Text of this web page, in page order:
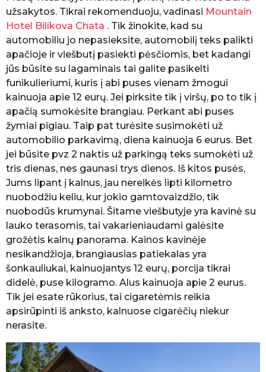
užsakytos. Tikrai rekomenduoju, vadinasi Mountain
Hotel Bilíkova Chata . Tik žinokite, kad su
automobiliu jo nepasieksite, automobilį teks palikti
apačioje ir viešbutį pasiekti pėsčiomis, bet kadangi
jūs būsite su lagaminais tai galite pasikelti
funikulieriumi, kuris į abi puses vienam žmogui
kainuoja apie 12 eurų. Jei pirksite tik į viršų, po to tik į
apačią sumokėsite brangiau. Perkant abi puses
žymiai pigiau. Taip pat turėsite susimokėti už
automobilio parkavimą, diena kainuoja 6 eurus. Bet
jei būsite pvz 2 naktis už parkingą teks sumokėti už
tris dienas, nes gaunasi trys dienos. Iš kitos pusės,
Jums lipant į kalnus, jau nereikės lipti kilometro
nuobodžiu keliu, kur jokio gamtovaizdžio, tik
nuobodūs krumynai. Šitame viešbutyje yra kavinė su
lauko terasomis, tai vakarieniaudami galėsite
grožėtis kalnų panorama. Kainos kavinėje
nesikandžioja, brangiausias patiekalas yra
šonkauliukai, kainuojantys 12 eurų, porcija tikrai
didelė, puse kilogramo. Alus kainuoja apie 2 eurus.
Tik jei esate rūkorius, tai cigaretėmis reikia
apsirūpinti iš anksto, kalnuose cigarėčių niekur
nerasite.